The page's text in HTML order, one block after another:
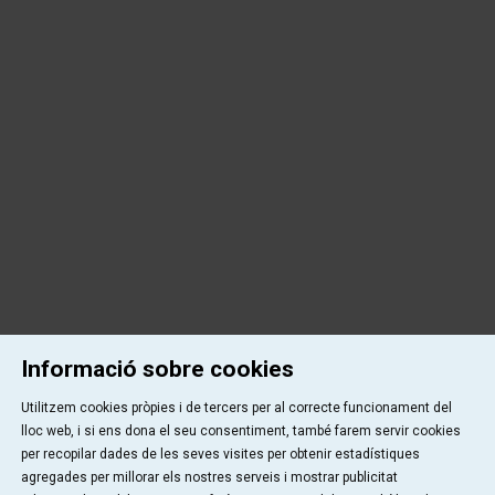
Informació sobre cookies
Utilitzem cookies pròpies i de tercers per al correcte funcionament del
lloc web, i si ens dona el seu consentiment, també farem servir cookies
per recopilar dades de les seves visites per obtenir estadístiques
agregades per millorar els nostres serveis i mostrar publicitat